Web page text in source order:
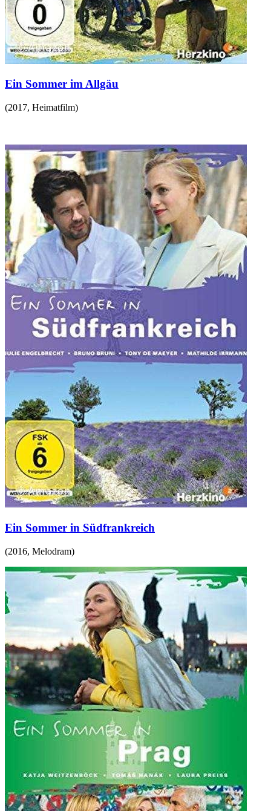
Ein Sommer im Allgäu
(2017, Heimatfilm)
Ein Sommer in Südfrankreich
(2016, Melodram)